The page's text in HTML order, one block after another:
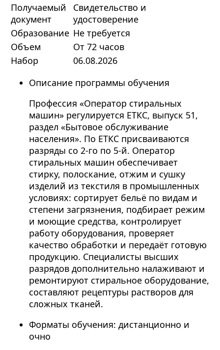
Получаемый
документ
Свидетельство и
удостоверение
Образование Не требуется
Объем
От 72 часов
Набор
06.08.2026
Описание программы обучения
Профессия «Оператор стиральных
машин» регулируется ЕТКС, выпуск 51,
раздел «Бытовое обслуживание
населения». По ЕТКС присваиваются
разряды со 2-го по 5-й. Оператор
стиральных машин обеспечивает
стирку, полоскание, отжим и сушку
изделий из текстиля в промышленных
условиях: сортирует бельё по видам и
степени загрязнения, подбирает режим
и моющие средства, контролирует
работу оборудования, проверяет
качество обработки и передаёт готовую
продукцию. Специалисты высших
разрядов дополнительно налаживают и
ремонтируют стиральное оборудование,
составляют рецептуры растворов для
сложных тканей.
Форматы обучения: дистанционно и
очно